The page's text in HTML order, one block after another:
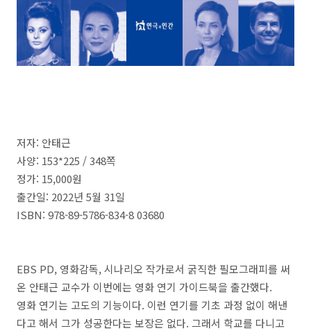
저자: 안태근
사양: 153*225 /348쪽
정가: 15,000원
출간일: 2022년 5월 31일
ISBN: 978-89-5786-834-8 03680
EBS PD, 영화감독,시나리오 작가로서 굵직한 필모그래피를 써
온 안태근 교수가 이번에는 영화 연기 가이드북을 출간했다.
영화 연기는 고도의 기능이다. 이런 연기를 기초 과정 없이 해낸
다고 해서 그가 성공한다는 보장은 없다. 그래서 학교를 다니고